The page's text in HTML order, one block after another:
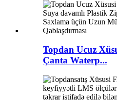
Topdan Ucuz
Çanta Waterp...